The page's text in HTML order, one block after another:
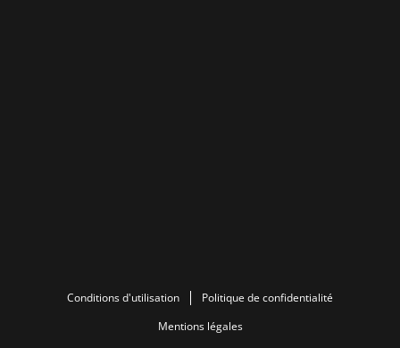
Conditions d'utilisation
Politique de confidentialité
Mentions légales